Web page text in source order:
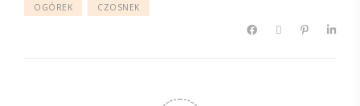
OGÓREK CZOSNEK